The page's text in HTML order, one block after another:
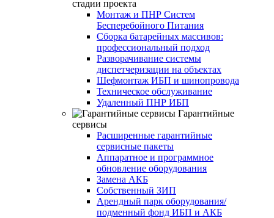
стадии проекта
Монтаж и ПНР Систем
Бесперебойного Питания
Сборка батарейных массивов:
профессиональный подход
Разворачивание системы
диспетчеризации на объектах
Шефмонтаж ИБП и шинопровода
Техническое обслуживание
Удаленный ПНР ИБП
Гарантийные
сервисы
Расширенные гарантийные
сервисные пакеты
Аппаратное и программное
обновление оборудования
Замена АКБ
Собственный ЗИП
Арендный парк оборудования/
подменный фонд ИБП и АКБ